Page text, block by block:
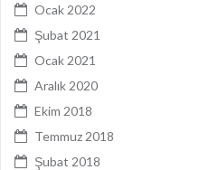
Ocak 2022
Şubat 2021
Ocak 2021
Aralık 2020
Ekim 2018
Temmuz 2018
Şubat 2018